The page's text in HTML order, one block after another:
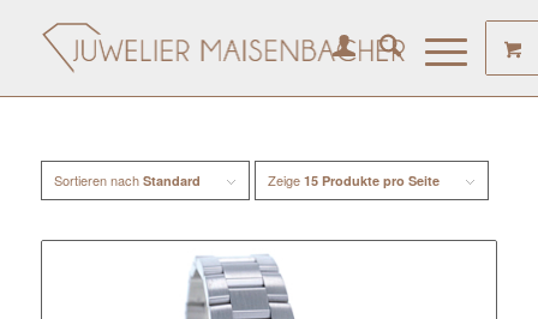
Sortieren nach Standard Zeige 15 Produkte pro Seite